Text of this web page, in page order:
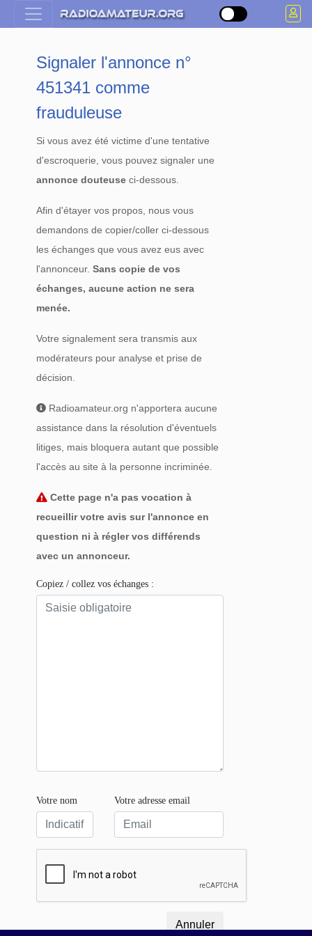
Signaler l'annonce n°
451341 comme
frauduleuse
Si vous avez été victime d'une tentative
d'escroquerie, vous pouvez signaler une
annonce douteuse ci-dessous.
Afin d'étayer vos propos, nous vous
demandons de copier/coller ci-dessous
les échanges que vous avez eus avec
l'annonceur.Sans copie de vos
échanges, aucune action ne sera
menée.
Votre signalement sera transmis aux
modérateurs pour analyse et prise de
décision.
Radioamateur.org n'apportera aucune
assistance dans la résolution d'éventuels
litiges, mais bloquera autant que possible
l'accès au site à la personne incriminée.
Cette page n'a pas vocation à
recueillir votre avis sur l'annonce en
question ni à régler vos différends
avec un annonceur.
Copiez / collez vos échanges :
Votre nom Votre adresse email